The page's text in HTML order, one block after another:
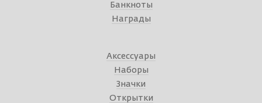
Банкноты
Награды
Аксессуары
Наборы
Значки
Открытки